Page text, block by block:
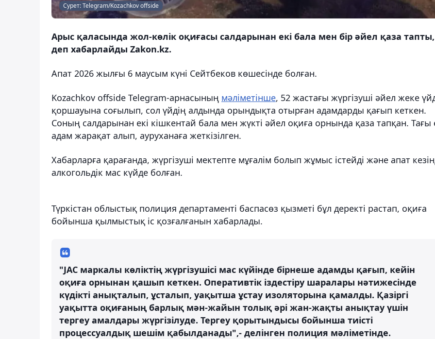
Сурет: Telegram/Kozachkov offside
Арыс қаласында жол-көлік оқиғасы салдарынан екі бала мен бір әйел қаза тапты,
деп хабарлайды Zakon.kz.
Апат 2026 жылғы 6 маусым күні Сейтбеков көшесінде болған.
Kozachkov offside Telegram-арнасының мәліметінше, 52 жастағы жүргізуші әйел жеке
қоршауына соғылып, сол үйдің алдында орындықта отырған адамдарды қағып кеткен.
Соның салдарынан екі кішкентай бала мен жүкті әйел оқиға орнында қаза тапқан. Тағы
адам жарақат алып, ауруханаға жеткізілген.
Хабарларға қарағанда, жүргізуші мектепте мұғалім болып жұмыс істейді және апат
алкогольдік мас күйде болған.
Түркістан облыстық полиция департаменті баспасөз қызметі бұл деректі растап, оқиға
бойынша қылмыстық іс қозғалғанын хабарлады.
"JAC маркалы көліктің жүргізушісі мас күйінде бірнеше адамды қағып, кейін
оқиға орнынан қашып кеткен. Оперативтік іздестіру шаралары нәтижесінде
күдікті анықталып, ұсталып, уақытша ұстау изоляторына қамалды. Қазіргі
уақытта оқиғаның барлық мән-жайын толық әрі жан-жақты анықтау үшін
тергеу амалдары жүргізілуде. Тергеу қорытындысы бойынша тиісті
процессуалдық шешім қабылданады",- делінген полиция мәліметінде.